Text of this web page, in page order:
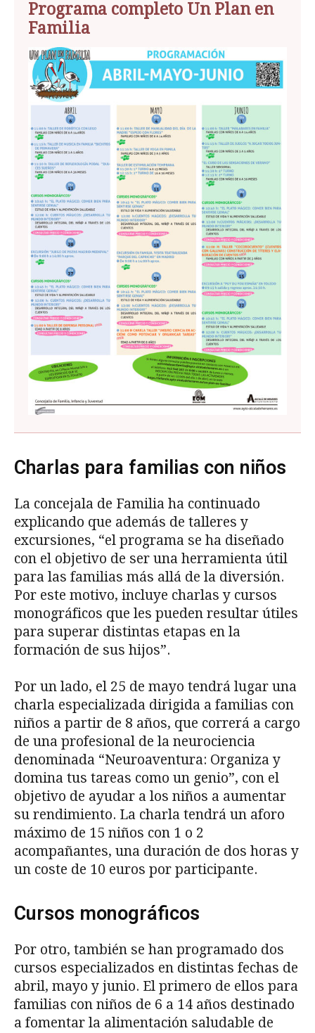
Programa completo Un Plan en
Familia
Charlas para familias con niños
La concejala de Familia ha continuado
explicando que además de talleres y
excursiones, “el programa se ha diseñado
con el objetivo de ser una herramienta útil
para las familias más allá de la diversión.
Por este motivo, incluye charlas y cursos
monográficos que les pueden resultar útiles
para superar distintas etapas en la
formación de sus hijos”.
Por un lado, el 25 de mayo tendrá lugar una
charla especializada dirigida a familias con
niños a partir de 8 años, que correrá a cargo
de una profesional de la neurociencia
denominada “Neuroaventura: Organiza y
domina tus tareas como un genio”, con el
objetivo de ayudar a los niños a aumentar
su rendimiento. La charla tendrá un aforo
máximo de 15 niños con 1 o 2
acompañantes, una duración de dos horas y
un coste de 10 euros por participante.
Cursos monográficos
Por otro, también se han programado dos
cursos especializados en distintas fechas de
abril, mayo y junio. El primero de ellos para
familias con niños de 6 a 14 años destinado
a fomentar la alimentación saludable de